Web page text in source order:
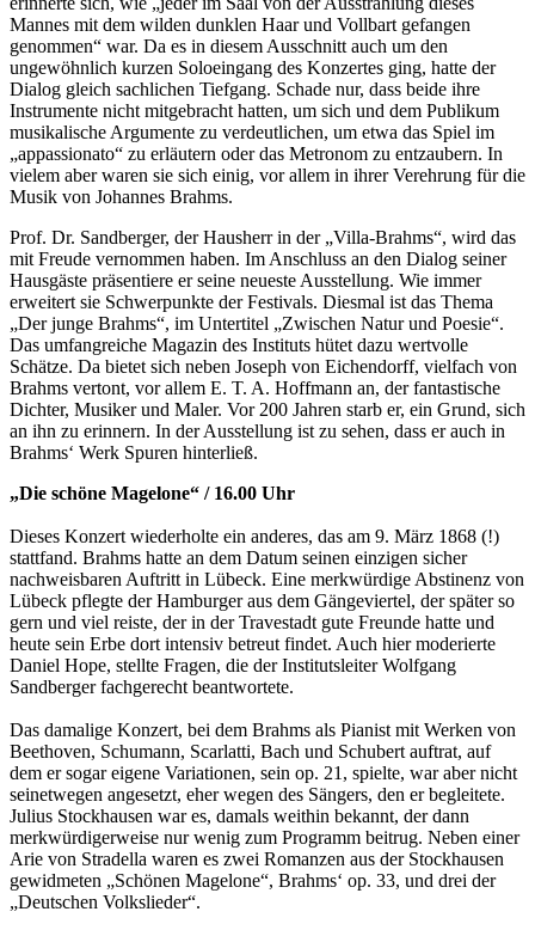
Mannes mit dem wilden dunklen Haar und Vollbart gefangen
genommen“ war. Da es in diesem Ausschnitt auch um den
ungewöhnlich kurzen Soloeingang des Konzertes ging, hatte der
Dialog gleich sachlichen Tiefgang. Schade nur, dass beide ihre
Instrumente nicht mitgebracht hatten, um sich und dem Publikum
musikalische Argumente zu verdeutlichen, um etwa das Spiel im
„appassionato“ zu erläutern oder das Metronom zu entzaubern. In
vielem aber waren sie sich einig, vor allem in ihrer Verehrung für die
Musik von Johannes Brahms.
Prof. Dr. Sandberger, der Hausherr in der „Villa-Brahms“, wird das
mit Freude vernommen haben. Im Anschluss an den Dialog seiner
Hausgäste präsentiere er seine neueste Ausstellung. Wie immer
erweitert sie Schwerpunkte der Festivals. Diesmal ist das Thema
„Der junge Brahms“, im Untertitel „Zwischen Natur und Poesie“.
Das umfangreiche Magazin des Instituts hütet dazu wertvolle
Schätze. Da bietet sich neben Joseph von Eichendorff, vielfach von
Brahms vertont, vor allem E. T. A. Hoffmann an, der fantastische
Dichter, Musiker und Maler. Vor 200 Jahren starb er, ein Grund, sich
an ihn zu erinnern. In der Ausstellung ist zu sehen, dass er auch in
Brahms‘ Werk Spuren hinterließ.
„Die schöne Magelone“ / 16.00 Uhr
Dieses Konzert wiederholte ein anderes, das am 9. März 1868 (!)
stattfand. Brahms hatte an dem Datum seinen einzigen sicher
nachweisbaren Auftritt in Lübeck. Eine merkwürdige Abstinenz von
Lübeck pflegte der Hamburger aus dem Gängeviertel, der später so
gern und viel reiste, der in der Travestadt gute Freunde hatte und
heute sein Erbe dort intensiv betreut findet. Auch hier moderierte
Daniel Hope, stellte Fragen, die der Institutsleiter Wolfgang
Sandberger fachgerecht beantwortete.
Das damalige Konzert, bei dem Brahms als Pianist mit Werken von
Beethoven, Schumann, Scarlatti, Bach und Schubert auftrat, auf
dem er sogar eigene Variationen, sein op. 21, spielte, war aber nicht
seinetwegen angesetzt, eher wegen des Sängers, den er begleitete.
Julius Stockhausen war es, damals weithin bekannt, der dann
merkwürdigerweise nur wenig zum Programm beitrug. Neben einer
Arie von Stradella waren es zwei Romanzen aus der Stockhausen
gewidmeten „Schönen Magelone“, Brahms‘ op. 33, und drei der
„Deutschen Volkslieder“.